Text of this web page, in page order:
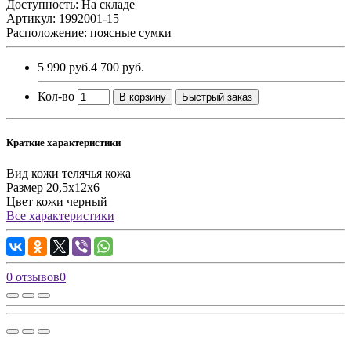
Доступность: На складе
Артикул: 1992001-15
Расположение: поясные сумки
5 990 руб.4 700 руб.
Кол-во В корзину Быстрый заказ
Краткие характеристики
Вид кожи телячья кожа
Размер 20,5х12х6
Цвет кожи черный
Все характеристики
0 отзывов0